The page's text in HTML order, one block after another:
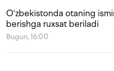
O‘zbekistonda otaning
berishga ruxsat beriladi
Bugun, 16:00